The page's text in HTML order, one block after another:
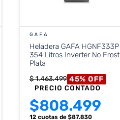
GAFA
Heladera GAFA HGNF333P
354 Litros Inverter No Frost
Plata
$1.463.499 45% OFF
PRECIO CONTADO
$808.499
12 cuotas de $87.830